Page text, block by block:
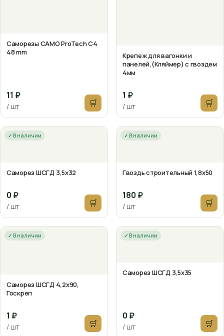
Саморезы CAMO ProTech C4
48 mm
11 ₽
/ шт 🛒
Крепеж для вагонки и
панелей,(Кляймер) с гвоздем
4мм
1 ₽
/ шт 🛒
✓ В наличии
Саморез ШСГД 3,5х32
0 ₽
/ шт 🛒
✓ В наличии
Гвоздь строительный 1,8х50
180 ₽
/ шт 🛒
✓ В наличии
Саморез ШСГД 4,2х90,
Госкреп
1 ₽
/ шт 🛒
✓ В наличии
Саморез ШСГД 3,5х35
0 ₽
/ шт 🛒